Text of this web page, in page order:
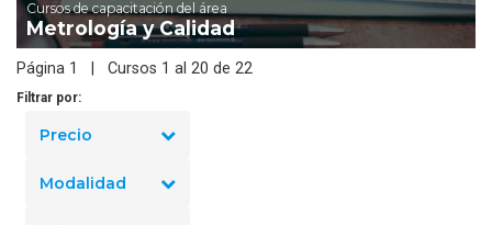
Cursos de capacitación del área
Metrología y Calidad
Página 1 | Cursos 1 al 20 de 22
Filtrar por:
Precio
Modalidad